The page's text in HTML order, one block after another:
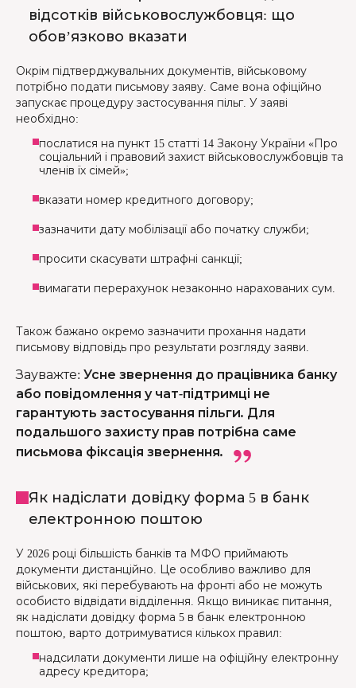
відсотків військовослужбовця: що
обов’язково вказати
Окрім підтверджувальних документів, військовому
потрібно подати письмову заяву. Саме вона офіційно
запускає процедуру застосування пільг. У заяві
необхідно:
послатися на пункт 15 статті 14 Закону України «Про
соціальний і правовий захист військовослужбовців та
членів їх сімей»;
вказати номер кредитного договору;
зазначити дату мобілізації або початку служби;
просити скасувати штрафні санкції;
вимагати перерахунок незаконно нарахованих сум.
Також бажано окремо зазначити прохання надати
письмову відповідь про результати розгляду заяви.
Зауважте: Усне звернення до працівника банку
або повідомлення у чат-підтримці не
гарантують застосування пільги. Для
подальшого захисту прав потрібна саме
письмова фіксація звернення.
Як надіслати довідку форма 5 в банк
електронною поштою
У 2026 році більшість банків та МФО приймають
документи дистанційно. Це особливо важливо для
військових, які перебувають на фронті або не можуть
особисто відвідати відділення. Якщо виникає питання,
як надіслати довідку форма 5 в банк електронною
поштою, варто дотримуватися кількох правил:
надсилати документи лише на офіційну електронну
адресу кредитора;